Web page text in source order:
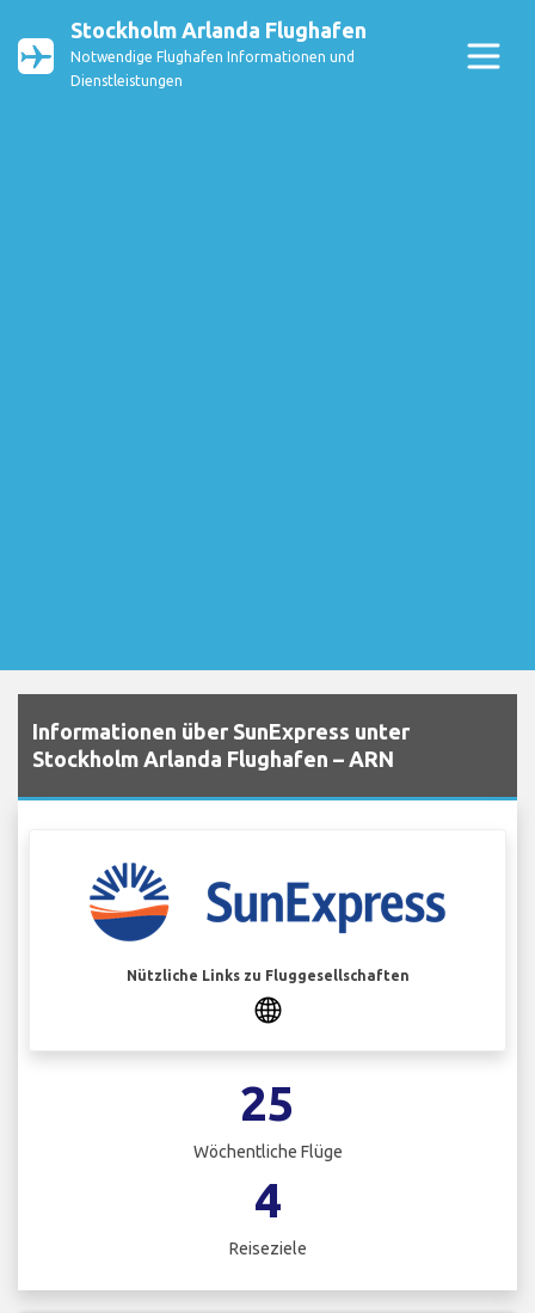
Stockholm Arlanda Flughafen
Notwendige Flughafen Informationen und
Dienstleistungen
Informationen über SunExpress unter
Stockholm Arlanda Flughafen – ARN
Nützliche Links zu Fluggesellschaften
25
Wöchentliche Flüge
4
Reiseziele